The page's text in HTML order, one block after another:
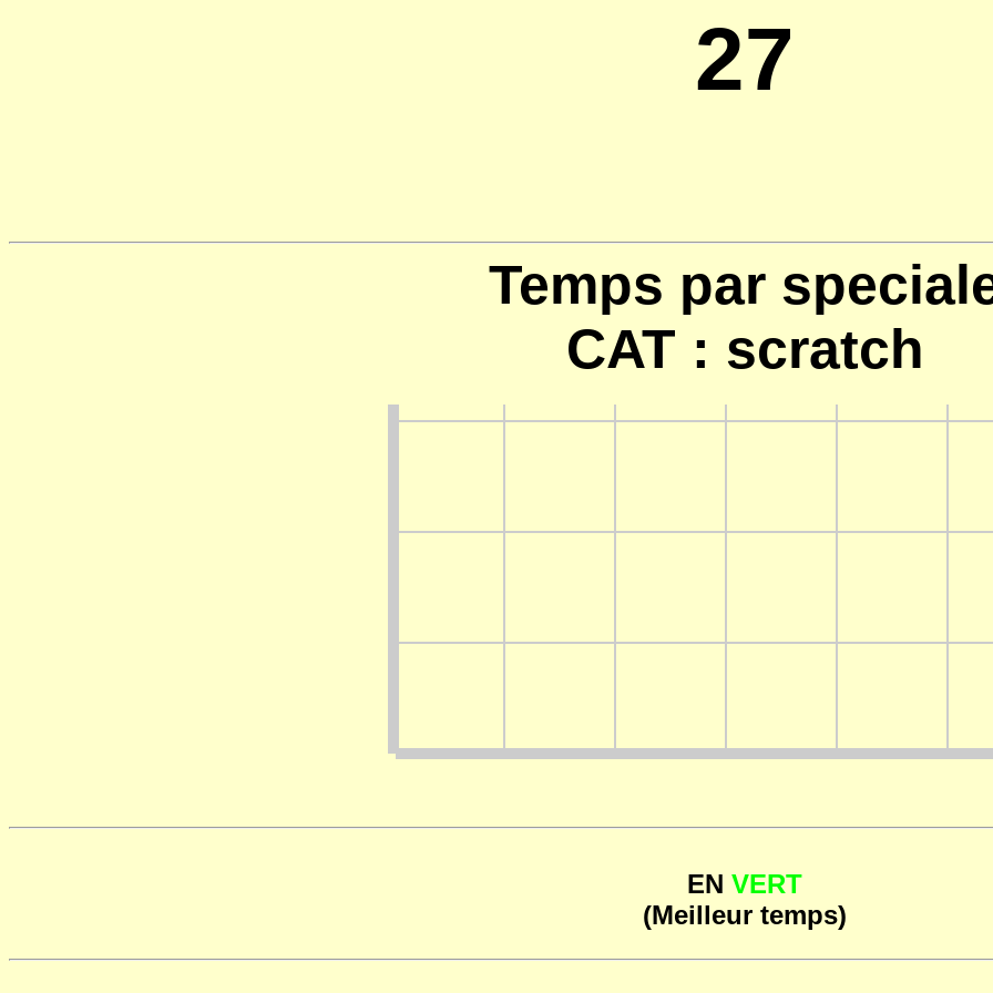
27
Temps par
CAT : scratch
EN VERT
(Meilleur temps)